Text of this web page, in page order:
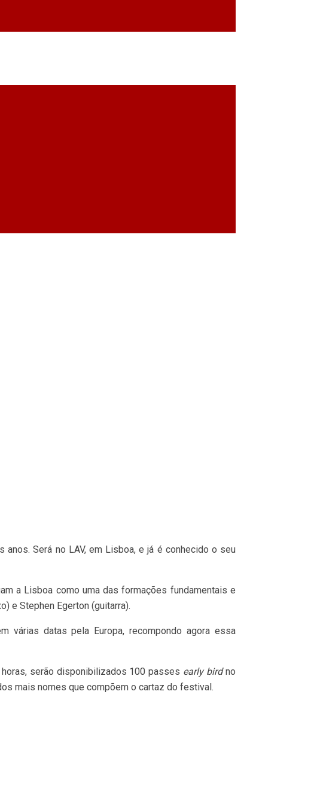
Será no LAV, em Lisboa, e já é conhecido o seu
a Lisboa como uma das formações fundamentais e
e Stephen Egerton (guitarra).
várias datas pela Europa, recompondo agora essa
serão disponibilizados 100 passes early birdno
mais nomes que compõem o cartaz do festival.